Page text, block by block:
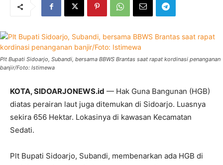
Plt Bupati Sidoarjo, Subandi, bersama BBWS Brantas saat rapat kordinasi penanganan
banjir/Foto: Istimewa
KOTA, SIDOARJONEWS.id — Hak Guna Bangunan (HGB)
diatas perairan laut juga ditemukan di Sidoarjo. Luasnya
sekira 656 Hektar. Lokasinya di kawasan Kecamatan
Sedati.
Plt Bupati Sidoarjo, Subandi, membenarkan ada HGB di